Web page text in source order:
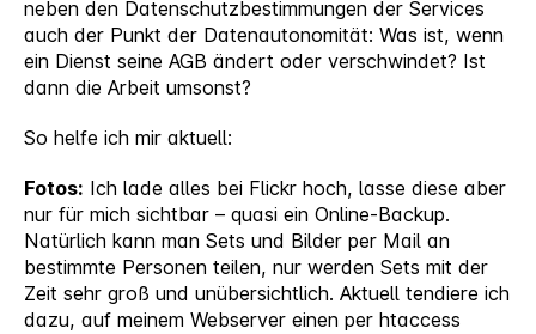
neben den Datenschutzbestimmungen der Services
auch der Punkt der Datenautonomität: Was ist, wenn
ein Dienst seine AGB ändert oder verschwindet? Ist
dann die Arbeit umsonst?
So helfe ich mir aktuell:
Fotos: Ich lade alles bei Flickr hoch, lasse diese aber
nur für mich sichtbar – quasi ein Online-Backup.
Natürlich kann man Sets und Bilder per Mail an
bestimmte Personen teilen, nur werden Sets mit der
Zeit sehr groß und unübersichtlich. Aktuell tendiere ich
dazu, auf meinem Webserver einen per htaccess